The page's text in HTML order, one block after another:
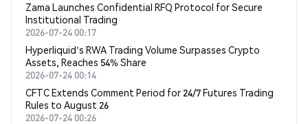
Zama Launches Confidential RFQ Protocol for Secure
Institutional Trading
2026-07-24 00:17
Hyperliquid's RWA Trading Volume Surpasses Crypto
Assets, Reaches 54% Share
2026-07-24 00:14
CFTC Extends Comment Period for 24/7 Futures Trading
Rules to August 26
2026-07-24 00:26